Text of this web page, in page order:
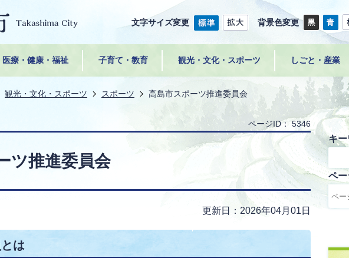
文字サイズ変更 背景色変更
医療・健康・福祉 子育て・教育 観光・文化・スポーツ しごと・産業
観光・文化・スポーツ スポーツ 高島市スポーツ推進委員会
ページID： 5346
ツ推進委員会
更新日：2026年04月01日
は
キ
ペ